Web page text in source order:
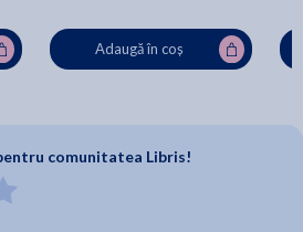
Adaugă în coș
comunitatea Libris!